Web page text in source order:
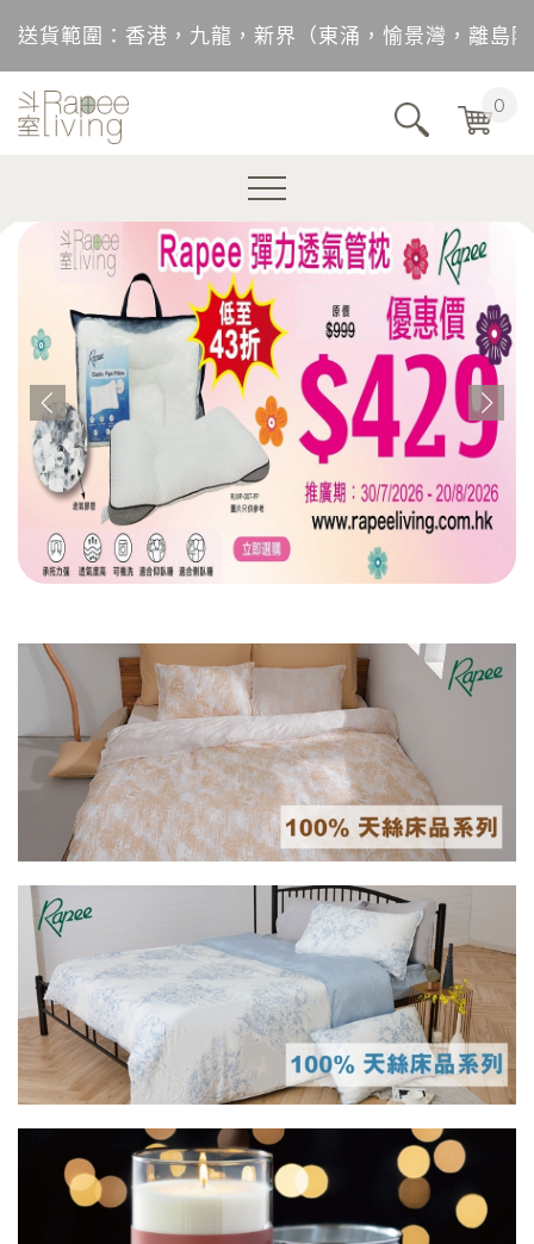
送貨範圍：香港，九龍，新界（東涌，愉景灣，離島除
不包括的地區將以順豐到付形式付運。
送貨範圍：香港，九龍，新界（東涌，愉景灣，離島除
不包括的地區將以順豐到付形式付運。
購買訂單 *淨金額未滿 HK $ 500，需另加 HK$ 50
0